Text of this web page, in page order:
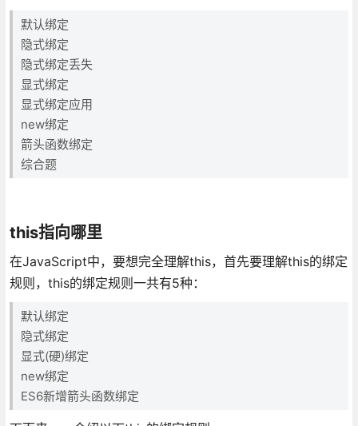
默认绑定
隐式绑定
隐式绑定丢失
显式绑定
显式绑定应用
new绑定
箭头函数绑定
综合题
this指向哪里
在JavaScript中，要想完全理解this，首先要理解this的绑定
规则，this的绑定规则一共有5种：
默认绑定
隐式绑定
显式(硬)绑定
new绑定
ES6新增箭头函数绑定